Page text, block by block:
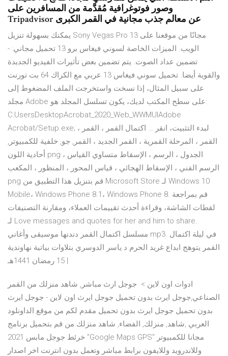
وصور فوتوغرافية مُقدَّمة من المسافرين على
Tripadvisor عن معالم جذب مجانية في القمر الكبرى
يمكنك بسهولة تنزيل Sony Vegas Pro 13 مجانًا من موقعنا على
الويب. الميزات الخاصة لسوني فيغاس برو 13 تحميل مجاني: -
تضمين عداد الصوت. يتم تضمين بعض تأثيرات الفيديو الجديدة
والقوية أيضا. تحميل سوني فيغاس 13 عربي مع الكراك 64 بت تورنت
على سبيل المثال، إذا نسخت واستخرجت الملف المضغوط إلى
مجلد Adobe على سطح المكتب لديك، يكون تسلسل المجلد هو:
C:UsersDesktopAcrobat_2020_Web_WWMUIAdobe
Acrobat/Setup.exe; لبدء التثبيت، انقر … اكتمال القمر ، القمر ،
القمر ، المرحلة القمرية ، القمر الجديد ، القمر, جو, خلفية للكمبيوتر,
أحادية اللون png الجدول ، الرسم ، الإسقاط متساوي القياس ،
الرسم الفني ، الإسقاط الهجائي ، قياس المحور ، المنظور ، المكعب
png قم بتنزيل هذا التطبيق من Microsoft Store لـ Windows 10
Mobile، Windows Phone 8.1، Windows Phone 8. قم بمراجعة
لقطات الشاشة، وقراءة أحدث تقييمات العملاء، ومقارنة التصنيفات
لـ Love messages and quotes for her and him to share.
مسلسل اكتمال القمر دندنها موسيقى وأغاني mp3. في ليلة اكتمال
القمر يتوهج ابداع غريد الحرم د.ياسر الدوسري بتلاوات بياتية نهاوندية
ادوات اون لاين‏ > ‏ جوجل ارث مباشر, شاهد منزلك من القمر
الصناعي,جوجل ايرث بدون تحميل جوجل ايرث اون لاين - جوجل ايرث
بدون تحميل جوجل ايرث بدون تحميل مقدم لكم من موقع الداونلود
العربي ,شاهد, منزلك, الفضاء, شاهد منزلك من قم بتحميل برنامج
خرئط جوجل مابس 2021 "Google Maps GPS" مجانا للكمبيوتر
وللاندرويد وللايفون برابط مباشر وتعمل بدون انترنت اخر اصدار